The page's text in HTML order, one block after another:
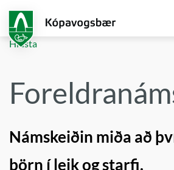
aðalefni
Hlusta
Námskeiðin miða að
börn í leik og starfi.